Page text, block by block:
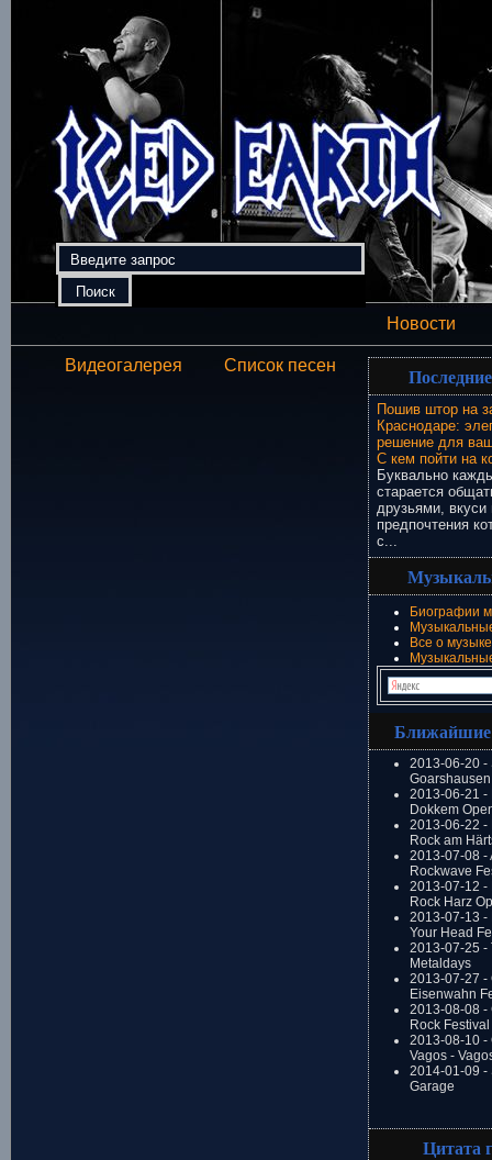
Новости
Видеогалерея Список песен
Пошив штор на
Краснодаре:
решение для
С кем пойти на
Буквально
старается
друзьями, вкуси
предпочтения
с...
Биографии
Все о музыке
2013-06-20 -
2013-06-21 -
Dokkem
2013-06-22 -
Rock am
2013-07-08 -
Rockwave
2013-07-12 -
Rock Harz
2013-07-13 -
Your Head
2013-07-25 -
Metaldays
2013-07-27 -
Eisenwahn
2013-08-08 -
Rock Festival
2013-08-10 -
Vagos -
2014-01-09 -
Garage
Цитата